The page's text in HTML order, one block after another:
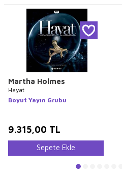
Martha Holmes
Hayat
Boyut Yayın Grubu
9.315,00 TL
Sepete Ekle